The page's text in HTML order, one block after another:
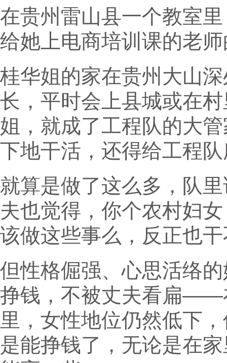
在贵州雷山县一个教室
给她上电商培训课的老
桂华姐的家在贵州大山
长，平时会上县城或在
姐，就成了工程队的大
下地干活，还得给工程
就算是做了这么多，队
夫也觉得，你个农村妇
该做这些事么，反正也
但性格倔强、心思活络
挣钱，不被丈夫看扁——
里，女性地位仍然低下
是能挣钱了，无论是在